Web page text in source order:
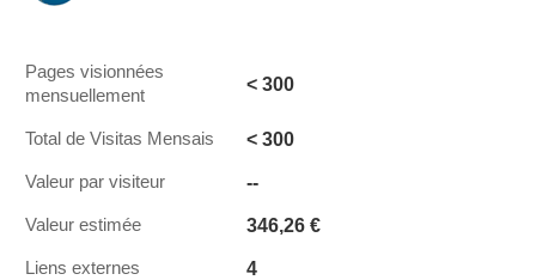
Pages visionnées
mensuellement
< 300
Total de Visitas Mensais < 300
Valeur par visiteur --
Valeur estimée 346,26 €
Liens externes 4